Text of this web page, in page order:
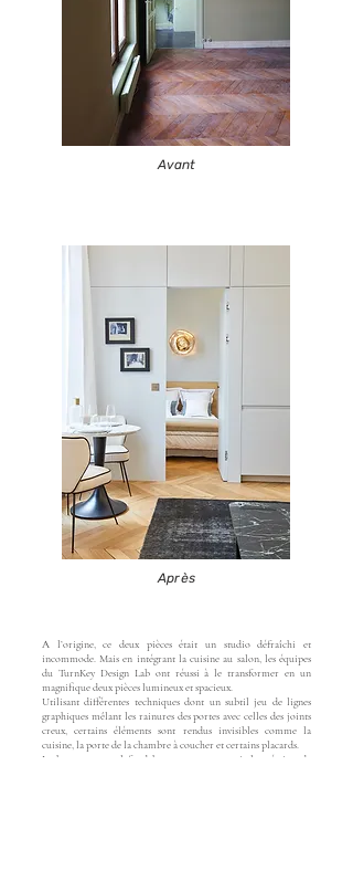
Avant
Après
A l’origine, ce deux pièces était un studio défraîchi et
incommode. Mais en intégrant la cuisine au salon, les équipes
du TurnKey Design Lab ont réussi à le transformer en un
magnifique deux pièces lumineux et spacieux.
Utilisant différentes techniques dont un subtil jeu de lignes
graphiques mêlant les rainures des portes avec celles des joints
creux, certains éléments sont rendus invisibles comme la
cuisine, la porte de la chambre à coucher et certains placards.
La hauteur sous plafond hors norme a permis la création de